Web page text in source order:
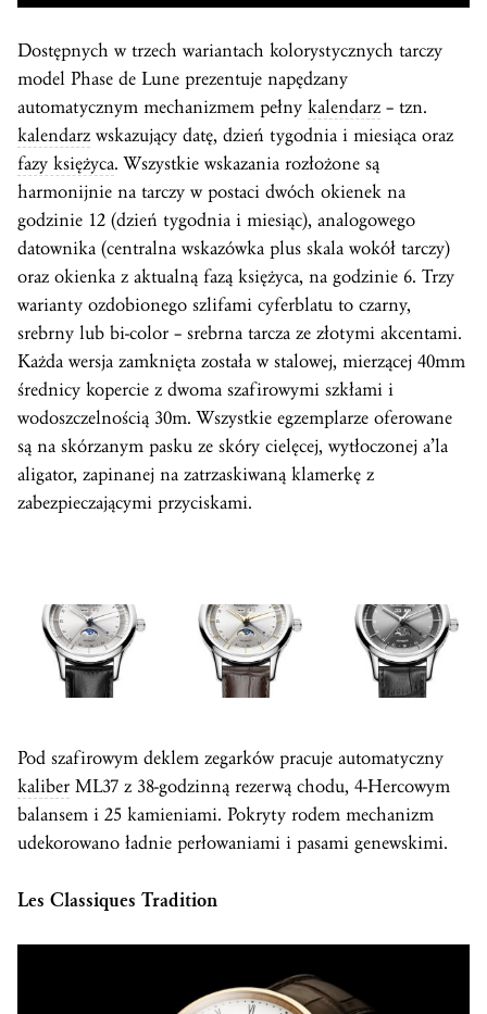
Dostępnych w trzech wariantach kolorystycznych tarczy
model Phase de Lune prezentuje napędzany
automatycznym mechanizmem pełny kalendarz – tzn.
kalendarz wskazujący datę, dzień tygodnia i miesiąca oraz
fazy księżyca. Wszystkie wskazania rozłożone są
harmonijnie na tarczy w postaci dwóch okienek na
godzinie 12 (dzień tygodnia i miesiąc), analogowego
datownika (centralna wskazówka plus skala wokół tarczy)
oraz okienka z aktualną fazą księżyca, na godzinie 6. Trzy
warianty ozdobionego szlifami cyferblatu to czarny,
srebrny lub bi-color – srebrna tarcza ze złotymi akcentami.
Każda wersja zamknięta została w stalowej, mierzącej 40mm
średnicy kopercie z dwoma szafirowymi szkłami i
wodoszczelnością 30m. Wszystkie egzemplarze oferowane
są na skórzanym pasku ze skóry cielęcej, wytłoczonej a’la
aligator, zapinanej na zatrzaskiwaną klamerkę z
zabezpieczającymi przyciskami.
Pod szafirowym deklem zegarków pracuje automatyczny
kaliber ML37 z 38-godzinną rezerwą chodu, 4-Hercowym
balansem i 25 kamieniami. Pokryty rodem mechanizm
udekorowano ładnie perłowaniami i pasami genewskimi.
Les Classiques Tradition